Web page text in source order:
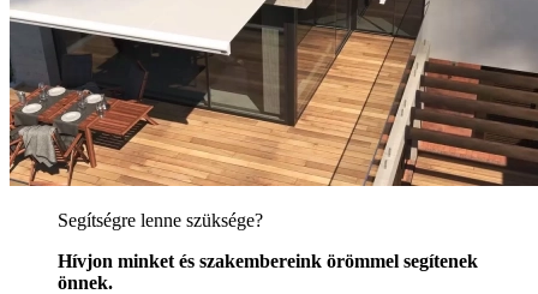
Segítségre lenne szüksége?
Hívjon minket és szakembereink örömmel segítenek
önnek.